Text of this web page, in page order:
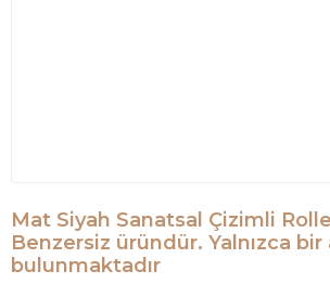
Mat Siyah Sanatsal Çizimli
Benzersiz üründür. Yalnızca
bulunmaktadır